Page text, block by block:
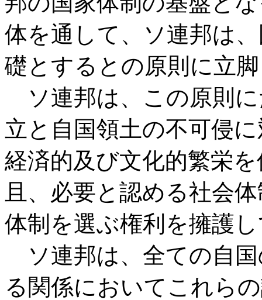
体を通して、ソ連邦は
礎とするとの原則に立
ソ連邦は、この原則
立と自国領土の不可侵
経済的及び文化的繁栄
且、必要と認める社会
体制を選ぶ権利を擁護
ソ連邦は、全ての自
る関係においてこれら